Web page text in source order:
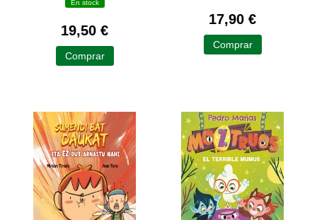
En stock
19,50 €
Comprar
17,90 €
Comprar